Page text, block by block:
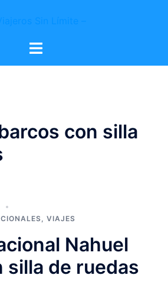
con silla
VIAJES
Nahuel
silla de ruedas